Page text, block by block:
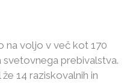
na voljo v več kot 170
svetovnega prebivalstva.
14 raziskovalnih in